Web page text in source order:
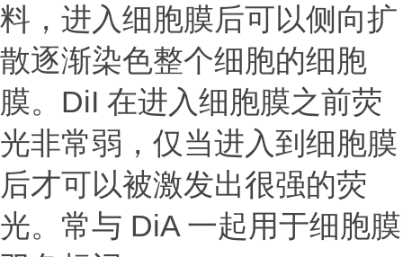
料，进入细胞膜后可以侧向扩
散逐渐染色整个细胞的细胞
膜。DiI 在进入细胞膜之前荧
光非常弱，仅当进入到细胞膜
后才可以被激发出很强的荧
光。常与 DiA 一起用于细胞膜